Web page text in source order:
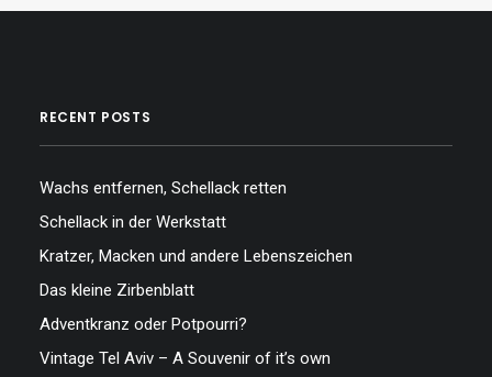
RECENT POSTS
Wachs entfernen, Schellack retten
Schellack in der Werkstatt
Kratzer, Macken und andere Lebenszeichen
Das kleine Zirbenblatt
Adventkranz oder Potpourri?
Vintage Tel Aviv – A Souvenir of it’s own